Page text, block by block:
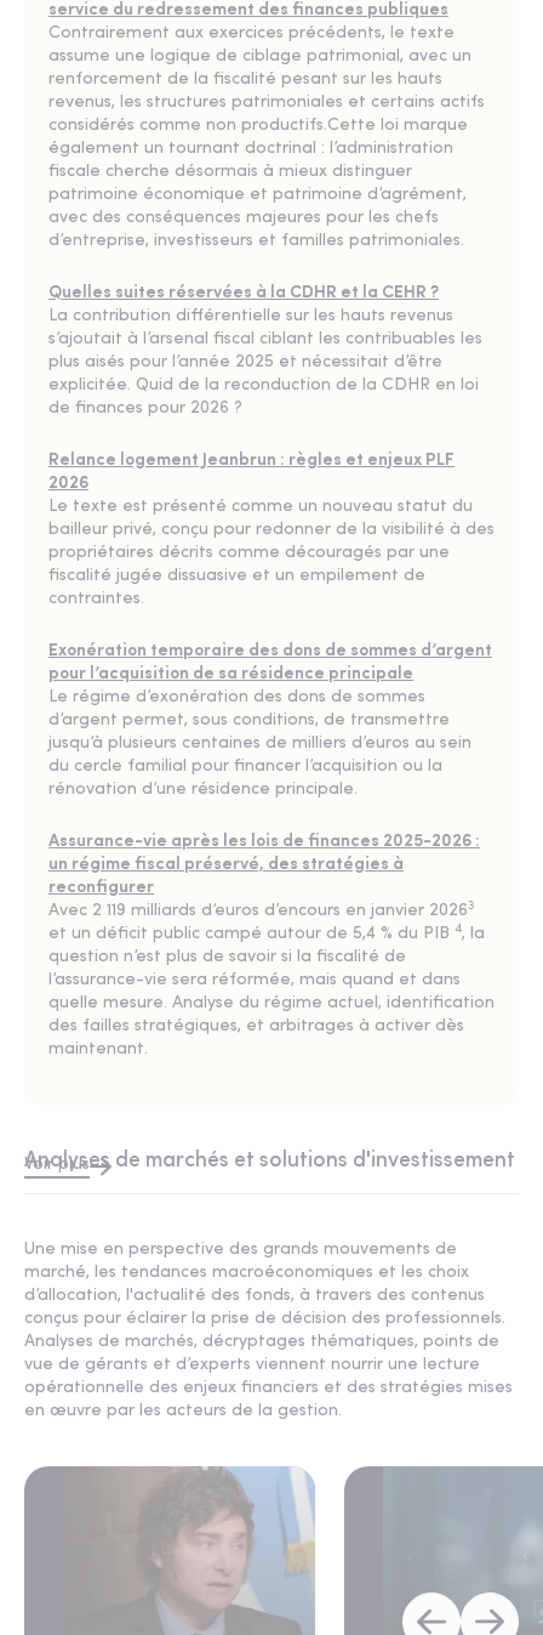
service du redressement des finances publiques
Contrairement aux exercices précédents, le texte
assume une logique de ciblage patrimonial, avec un
renforcement de la fiscalité pesant sur les hauts
revenus, les structures patrimoniales et certains actifs
considérés comme non productifs.Cette loi marque
également un tournant doctrinal : l’administration
fiscale cherche désormais à mieux distinguer
patrimoine économique et patrimoine d’agrément,
avec des conséquences majeures pour les chefs
d’entreprise, investisseurs et familles patrimoniales.
Quelles suites réservées à la CDHR et la CEHR ?
La contribution différentielle sur les hauts revenus
s’ajoutait à l’arsenal fiscal ciblant les contribuables les
plus aisés pour l’année 2025 et nécessitait d’être
explicitée. Quid de la reconduction de la CDHR en loi
de finances pour 2026 ?
Relance logement Jeanbrun : règles et enjeux PLF
2026
Le texte est présenté comme un nouveau statut du
bailleur privé, conçu pour redonner de la visibilité à des
propriétaires décrits comme découragés par une
fiscalité jugée dissuasive et un empilement de
contraintes.
Exonération temporaire des dons de sommes d’argent
pour l’acquisition de sa résidence principale
Le régime d’exonération des dons de sommes
d’argent permet, sous conditions, de transmettre
jusqu’à plusieurs centaines de milliers d’euros au sein
du cercle familial pour financer l’acquisition ou la
rénovation d’une résidence principale.
Assurance-vie après les lois de finances 2025-2026 :
un régime fiscal préservé, des stratégies à
reconfigurer
Avec 2 119 milliards d’euros d’encours en janvier 20263
et un déficit public campé autour de 5,4 % du PIB 4, la
question n’est plus de savoir si la fiscalité de
l’assurance-vie sera réformée, mais quand et dans
quelle mesure. Analyse du régime actuel, identification
des failles stratégiques, et arbitrages à activer dès
maintenant.
Analyses de marchés et solutions d'investissement
Voir plus
Une mise en perspective des grands mouvements de
marché, les tendances macroéconomiques et les choix
d’allocation, l'actualité des fonds, à travers des contenus
conçus pour éclairer la prise de décision des professionnels.
Analyses de marchés, décryptages thématiques, points de
vue de gérants et d’experts viennent nourrir une lecture
opérationnelle des enjeux financiers et des stratégies mises
en œuvre par les acteurs de la gestion.